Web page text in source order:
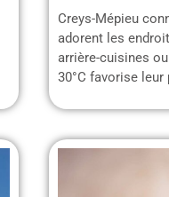
Creys-Mépieu
adorent les
arrière-cuisines
30°C favorise